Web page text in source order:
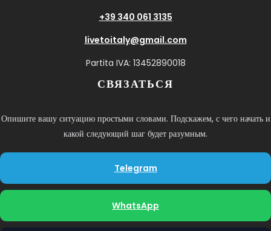
+39 340 061 3135
livetoitaly@gmail.com
Partita IVA: 13452890018
СВЯЗАТЬСЯ
Опишите вашу ситуацию простыми словами. Подскажем, с чего начать и
какой следующий шаг будет разумным.
Telegram
WhatsApp